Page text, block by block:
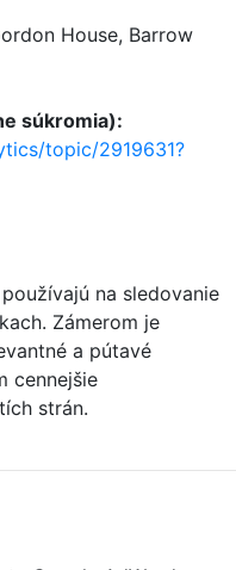
House, Barrow
súkromia):
topic/2919631?
na sledovanie
Zámerom je
a pútavé
cennejšie
strán.